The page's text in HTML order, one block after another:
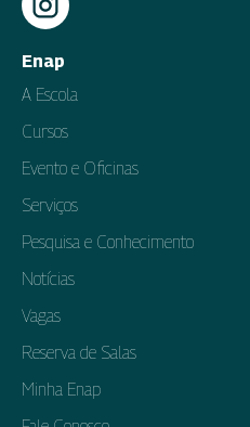
Enap
A Escola
Cursos
Evento e Oficinas
Serviços
Pesquisa e Conhecimento
Notícias
Vagas
Reserva de Salas
Minha Enap